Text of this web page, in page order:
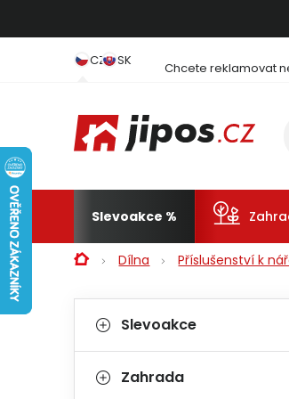
CZ SK
Chcete reklamovat
Slevoakce
DomůDílna Příslušenství k
Postranní panel
Kategorie
Slevoakce
Zahrada